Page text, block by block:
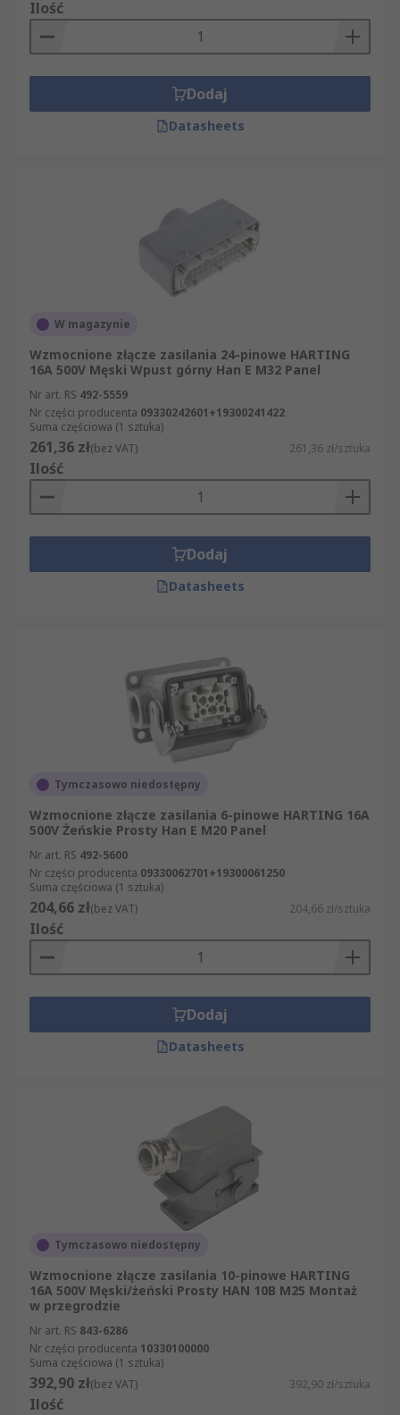
Ilość
Dodaj
Datasheets
W magazynie
Wzmocnione złącze zasilania 24-pinowe HARTING
16A 500V Męski Wpust górny Han E M32 Panel
Nr art. RS 492-5559
Nr części producenta 09330242601+19300241422
Suma częściowa (1 sztuka)
261,36 zł(bez VAT) 261,36 zł/sztuka
Ilość
Dodaj
Datasheets
Tymczasowo niedostępny
Wzmocnione złącze zasilania 6-pinowe HARTING 16A
500V Żeńskie Prosty Han E M20 Panel
Nr art. RS 492-5600
Nr części producenta 09330062701+19300061250
Suma częściowa (1 sztuka)
204,66 zł(bez VAT) 204,66 zł/sztuka
Ilość
Dodaj
Datasheets
Tymczasowo niedostępny
Wzmocnione złącze zasilania 10-pinowe HARTING
16A 500V Męski/żeński Prosty HAN 10B M25 Montaż
w przegrodzie
Nr art. RS 843-6286
Nr części producenta 10330100000
Suma częściowa (1 sztuka)
392,90 zł(bez VAT) 392,90 zł/sztuka
Ilość